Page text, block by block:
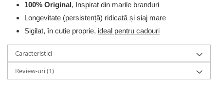
Parfumuri clona / Dupes
Puncte Cadou
Recenzii clienti
Blog
100% Original, Inspirat din marile branduri
Longevitate (persistență) ridicată și siaj mare
Sigilat, în cutie proprie, ideal pentru cadouri
Caracteristici
Review-uri(1)